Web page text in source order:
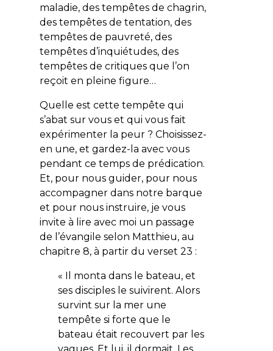
maladie, des tempêtes de chagrin,
des tempêtes de tentation, des
tempêtes de pauvreté, des
tempêtes d’inquiétudes, des
tempêtes de critiques que l’on
reçoit en pleine figure…
Quelle est cette tempête qui
s’abat sur vous et qui vous fait
expérimenter la peur ? Choisissez-
en une, et gardez-la avec vous
pendant ce temps de prédication.
Et, pour nous guider, pour nous
accompagner dans notre barque
et pour nous instruire, je vous
invite à lire avec moi un passage
de l’évangile selon Matthieu, au
chapitre 8, à partir du verset 23 :
« Il monta dans le bateau, et
ses disciples le suivirent. Alors
survint sur la mer une
tempête si forte que le
bateau était recouvert par les